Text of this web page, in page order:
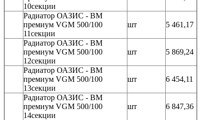
10секции
Радиатор ОАЗИС - BM
премиум VGM 500/100
11секции
шт 5 461,17
Радиатор ОАЗИС - BM
премиум VGM 500/100
12секции
шт 5 869,24
Радиатор ОАЗИС - BM
премиум VGM 500/100
13секции
шт 6 454,11
Радиатор ОАЗИС - BM
премиум VGM 500/100
14секции
шт 6 847,36